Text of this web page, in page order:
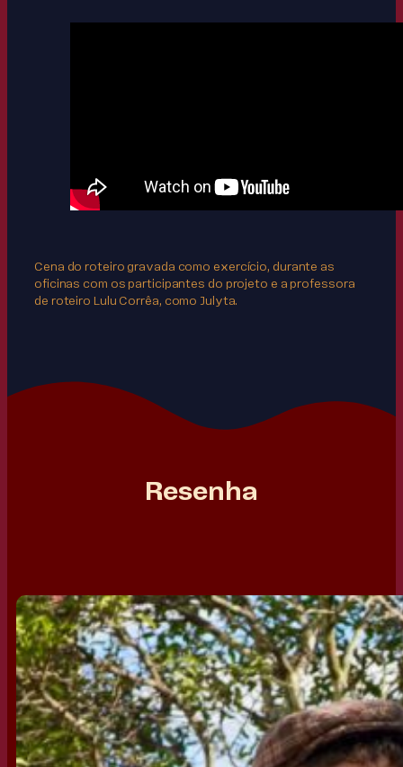
Cena do roteiro gravada como exercício, durante as
oficinas com os participantes do projeto e a professora
de roteiro Lulu Corrêa, como Julyta.
Resenha